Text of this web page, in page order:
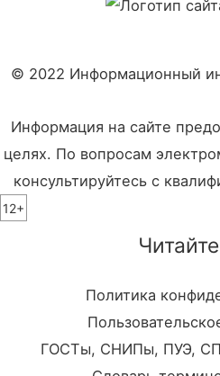
© 2022 Информационный
Информация на сайте
целях. По вопросам
консультируйтесь с
12+
Политика
ГОСТы, СНИПы, ПУЭ, СП